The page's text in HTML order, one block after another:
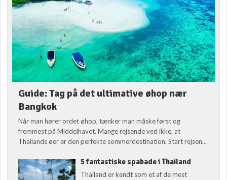
Guide: Tag på det ultimative øhop nær
Bangkok
Når man hører ordet øhop, tænker man måske først og
fremmest på Middelhavet. Mange rejsende ved ikke, at
Thailands øer er den perfekte sommerdestination. Start rejsen...
5 fantastiske spabade i Thailand
Thailand er kendt som et af de mest